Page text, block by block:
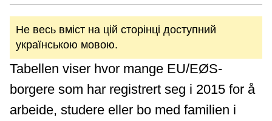
Не весь вміст на цій сторінці доступний
українською мовою.
Tabellen viser hvor mange EU/EØS-
borgere som har registrert seg i 2015 for å
arbeide, studere eller bo med familien i